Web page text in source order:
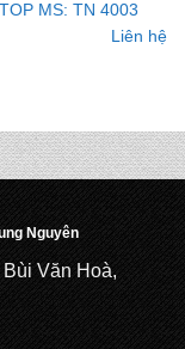
MS: TN 4003
Liên hệ
Nguyên
Văn Hoà,